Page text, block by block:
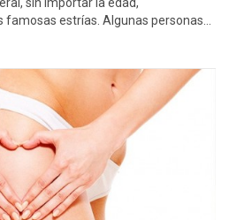
sin importar la edad,
famosas estrías. Algunas personas…